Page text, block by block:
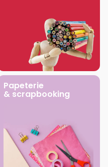
Papeterie
& scrapbooking